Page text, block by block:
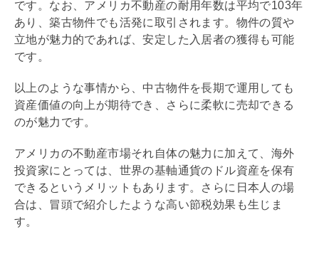
です。なお、アメリカ不動産の耐用年数は平均で103年
あり、築古物件でも活発に取引されます。物件の質や
立地が魅力的であれば、安定した入居者の獲得も可能
です。
以上のような事情から、中古物件を長期で運用しても
資産価値の向上が期待でき、さらに柔軟に売却できる
のが魅力です。
アメリカの不動産市場それ自体の魅力に加えて、海外
投資家にとっては、世界の基軸通貨のドル資産を保有
できるというメリットもあります。さらに日本人の場
合は、冒頭で紹介したような高い節税効果も生じま
す。